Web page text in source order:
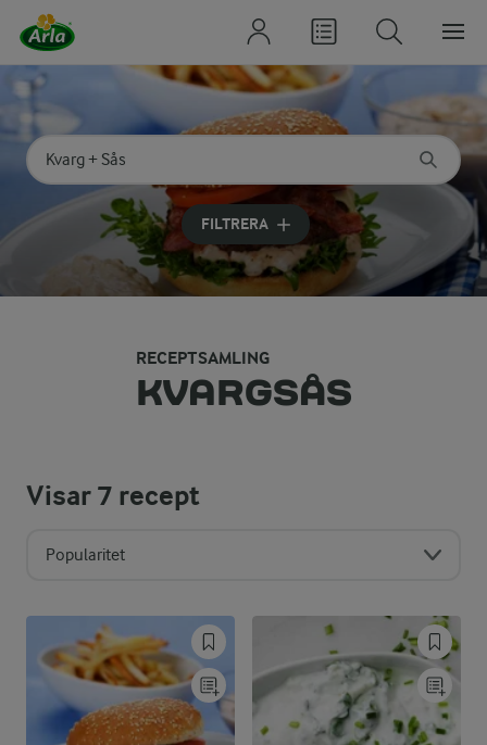
Sök på kategori eller ingrediens
Skriv in sökord för att få förslag
FILTRERA
RECEPTSAMLING
KVARGSÅS
Visar7 recept
Popularitet